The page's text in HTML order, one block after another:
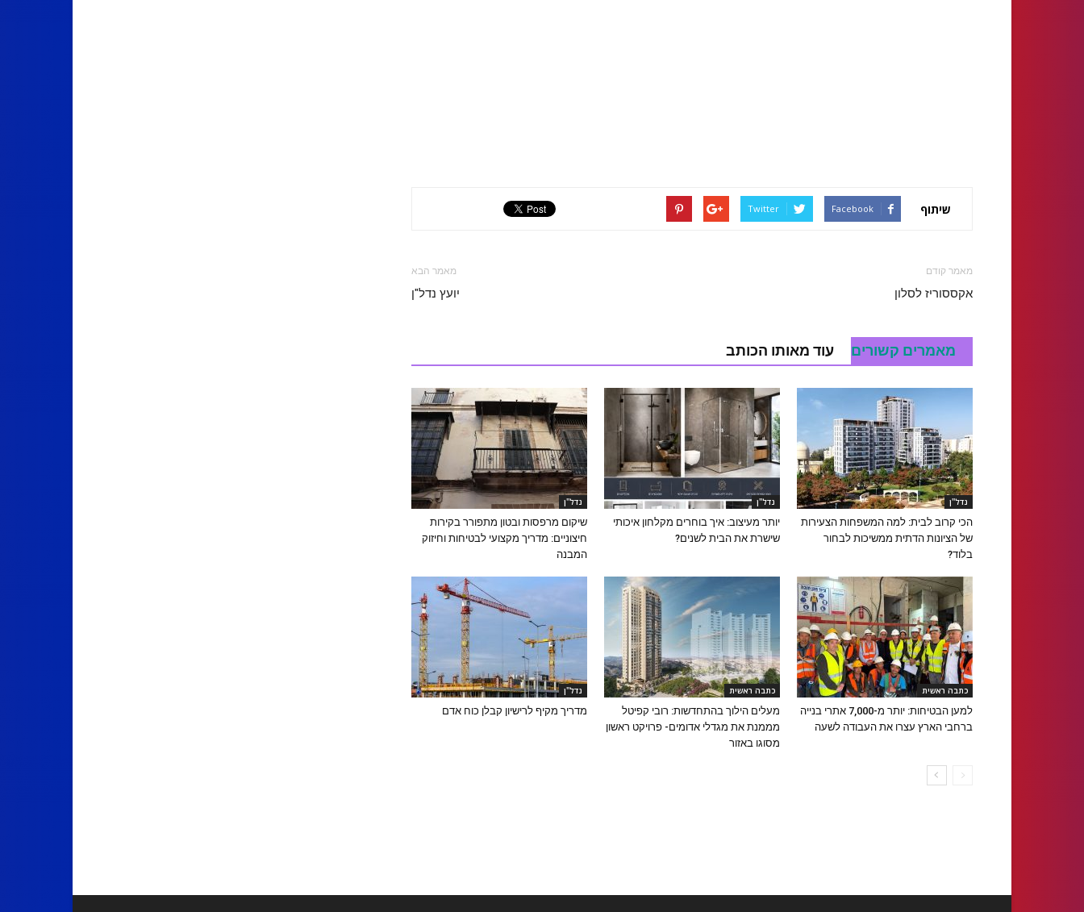
שיתוף Facebook
Twitter
מאמר קודם
אקססוריז לסלון
מאמר הבא
יועץ נדל"ן
מאמרים קשורים עוד מאותו הכותב
נדל''ן
הכי קרוב לבית: למה המשפחות הצעירות
של הציונות הדתית ממשיכות לבחור
בלוד?
נדל''ן
יותר מעיצוב: איך בוחרים מקלחון איכותי
שישרת את הבית לשנים?
נדל''ן
שיקום מרפסות ובטון מתפורר בקירות
חיצוניים: מדריך מקצועי לבטיחות וחיזוק
המבנה
כתבה ראשית
למען הבטיחות: יותר מ-7,000 אתרי בנייה
ברחבי הארץ עצרו את העבודה לשעה
כתבה ראשית
מעלים הילוך בהתחדשות: רובי קפיטל
מממנת את מגדלי אדומים- פרויקט ראשון
מסוגו באזור
נדל''ן
מדריך מקיף לרישיון קבלן כוח אדם